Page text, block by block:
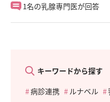
1名の乳腺専門医が回答
キーワードから探す
病診連携
ルナベル